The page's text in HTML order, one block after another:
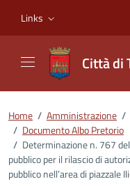
Links
Città di
Home / Amministrazione /
/ Documento Albo Pretorio
/ Determinazione n. 767
pubblico per il rilascio di
pubblico nell’area di piazzale